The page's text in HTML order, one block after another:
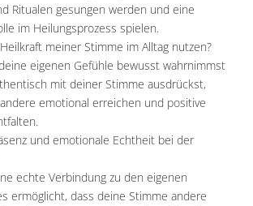
Ritualen gesungen werden und eine
im Heilungsprozess spielen.
meiner Stimme im Alltag nutzen?
eigenen Gefühle bewusst wahrnimmst
mit deiner Stimme ausdrückst,
emotional erreichen und positive
und emotionale Echtheit bei der
echte Verbindung zu den eigenen
ermöglicht, dass deine Stimme andere